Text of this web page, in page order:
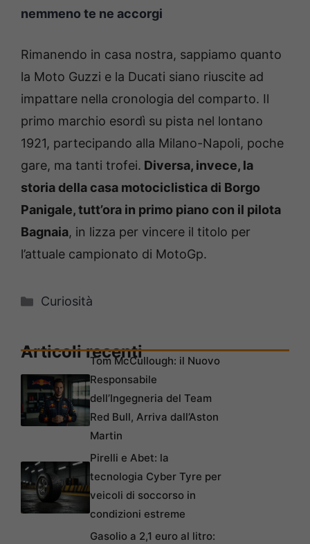
nemmeno te ne accorgi
Rimanendo in casa nostra, sappiamo quanto
la Moto Guzzi e la Ducati siano riuscite ad
impattare nella cronologia del comparto. Il
primo marchio esordì su pista nel lontano
1921, partecipando alla Milano-Napoli, poche
gare, ma tanti trofei. Diversa, invece, la
storia della casa motociclistica di Borgo
Panigale, tutt’ora in primo piano con il pilota
Bagnaia, in lizza per vincere il titolo per
l’attuale campionato di MotoGp.
Categorie
Curiosità
Articoli recentiTom McCullough: il Nuovo
Responsabile
dell’Ingegneria del Team
Red Bull, Arriva dall’Aston
Martin
Pirelli e Abet: la
tecnologia Cyber Tyre per
veicoli di soccorso in
condizioni estreme
Gasolio a 2,1 euro al litro: